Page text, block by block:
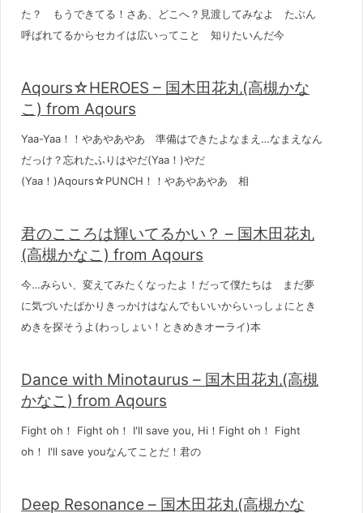
た？ もうできてる！さあ、どこへ？見渡してみなよ たぶん
呼ばれてるからセカイは広いってこと 知りたいんだ今
Aqours☆HEROES – 国木田花丸(高槻かな
こ) from Aqours
Yaa-Yaa！！やあやあやあ 準備はできたよなまえ…なまえなん
だっけ？忘れたふりはやだ(Yaa！)やだ
(Yaa！)Aqours☆PUNCH！！やあやあやあ 相
君のこころは輝いてるかい？ – 国木田花丸
(高槻かなこ) from Aqours
今…みらい、変えてみたくなったよ！だって僕たちは まだ夢
に気づいたばかりきっかけはなんでもいいからいっしょにとき
めきを探そうよ(わっしょい！ときめきオーライ)本
Dance with Minotaurus – 国木田花丸(高槻
かなこ) from Aqours
Fight oh！ Fight oh！ I'll save you, Hi！Fight oh！ Fight
oh！ I'll save youなんてことだ！君の
Deep Resonance – 国木田花丸(高槻かな